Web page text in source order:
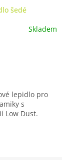
šedé
Skladem
lepidlo pro
s
Low Dust.